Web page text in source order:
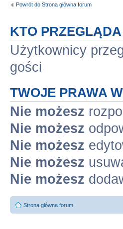
Powrót do Strona główna forum
KTO
Użytkownicy
gości
TWOJE PRAWA
Nie możesz
Nie możesz
Nie możesz
Nie możesz
Nie możesz
Strona główna forum